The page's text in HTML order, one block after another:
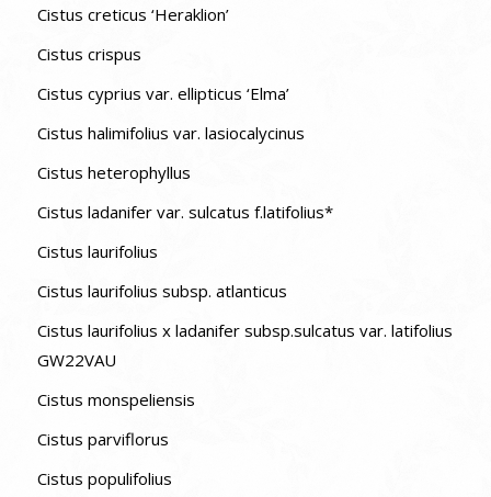
Cistus creticus ‘Heraklion’
Cistus crispus
Cistus cyprius var. ellipticus ‘Elma’
Cistus halimifolius var. lasiocalycinus
Cistus heterophyllus
Cistus ladanifer var. sulcatus f.latifolius*
Cistus laurifolius
Cistus laurifolius subsp. atlanticus
Cistus laurifolius x ladanifer subsp.sulcatus var. latifolius
GW22VAU
Cistus monspeliensis
Cistus parviflorus
Cistus populifolius